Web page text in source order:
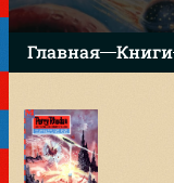
Главная Книги